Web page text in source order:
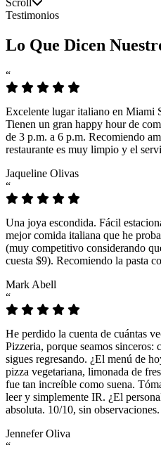
Testimonios
Lo Que Dicen
“
Excelente lugar italiano en Miami
Tienen un gran happy hour de
de 3 p.m. a 6 p.m. Recomiendo
restaurante es muy limpio y el
Jaqueline Olivas
“
Una joya escondida. Fácil
mejor comida italiana que he
(muy competitivo considerando
cuesta $9). Recomiendo la pasta
Mark Abell
“
He perdido la cuenta de cuántas
Pizzeria, porque seamos sinceros:
sigues regresando. ¿El menú de
pizza vegetariana, limonada de
fue tan increíble como suena.
leer y simplemente IR. ¿El
absoluta. 10/10, sin observaciones.
Jennefer Oliva
“